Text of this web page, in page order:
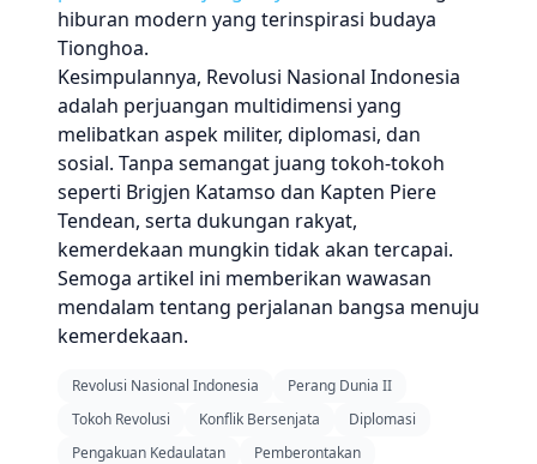
hiburan modern yang terinspirasi budaya
Tionghoa.
Kesimpulannya, Revolusi Nasional Indonesia
adalah perjuangan multidimensi yang
melibatkan aspek militer, diplomasi, dan
sosial. Tanpa semangat juang tokoh-tokoh
seperti Brigjen Katamso dan Kapten Piere
Tendean, serta dukungan rakyat,
kemerdekaan mungkin tidak akan tercapai.
Semoga artikel ini memberikan wawasan
mendalam tentang perjalanan bangsa menuju
kemerdekaan.
Revolusi Nasional Indonesia
Perang Dunia II
Tokoh Revolusi
Konflik Bersenjata
Diplomasi
Pengakuan Kedaulatan
Pemberontakan